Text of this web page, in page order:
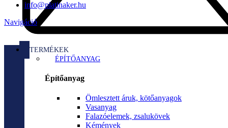
info@platinaker.hu
Navigáció
TERMÉKEK
ÉPÍTŐANYAG
Építőanyag
Ömlesztett áruk, kötőanyagok
Vasanyag
Falazóelemek, zsalukövek
Kémények